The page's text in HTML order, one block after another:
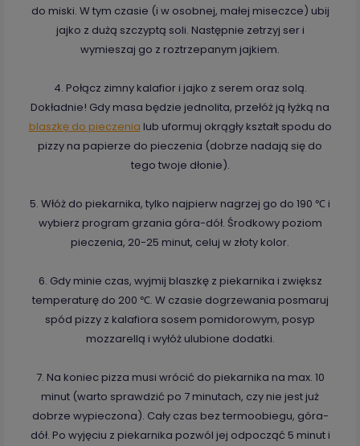
do miski. W tym czasie (i w osobnej, małej miseczce) ubij
jajko z dużą szczyptą soli. Następnie zetrzyj ser i
wymieszaj go z roztrzepanym jajkiem.
4. Połącz zimny kalafior i jajko z serem oraz solą.
Dokładnie! Gdy masa będzie jednolita, przełóż ją łyżką na
blaszkę do pieczenia lub uformuj okrągły kształt spodu do
pizzy na papierze do pieczenia (dobrze nadają się do
tego twoje dłonie).
5. Włóż do piekarnika, tylko najpierw nagrzej go do 190 ℃ i
wybierz program grzania góra-dół. Środkowy poziom
pieczenia, 20-25 minut,­ celuj w złoty kolor.
6. Gdy minie czas, wyjmij blaszkę z piekarnika i zwiększ
temperaturę do 200 ℃. W czasie dogrzewania posmaruj
spód pizzy z kalafiora sosem pomidorowym, posyp
mozzarellą i wyłóż ulubione dodatki.
7. Na koniec pizza musi wrócić do piekarnika na max. 10
minut (warto sprawdzić po 7 minutach, czy nie jest już
dobrze wypieczona). Cały czas bez termoobiegu, góra-
dół. Po wyjęciu z piekarnika pozwól jej odpocząć 5 minut i